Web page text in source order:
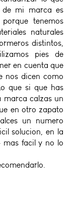
de mi marca es
tenemos
naturales
distintos,
pies de
en cuenta que
nos dicen como
que si que has
marca calzas un
en otro zapato
un numero
solucion, en la
mas facil y no lo